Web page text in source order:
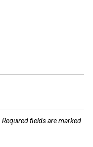
Required fields are marked